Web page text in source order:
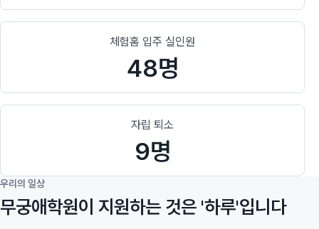
체험홈 입주 실인원
48명
자립 퇴소
9명
우리의 일상
무궁애학원이 지원하는 것은 '하루'입니다